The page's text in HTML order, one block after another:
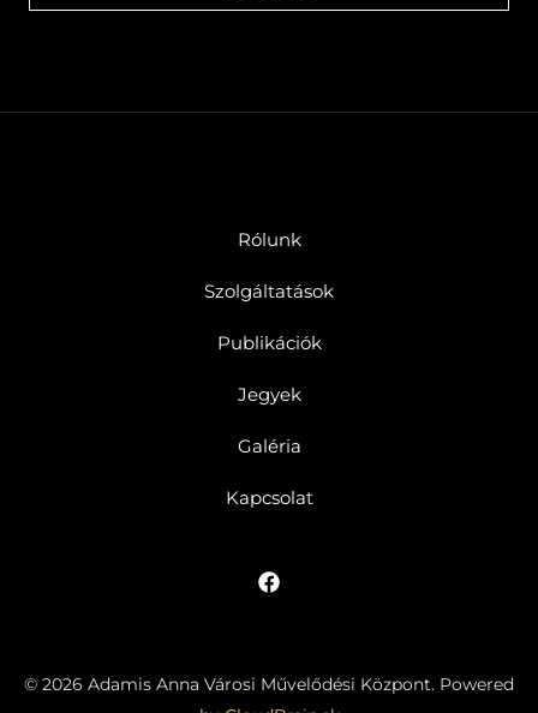
Rólunk
Szolgáltatások
Publikációk
Jegyek
Galéria
Kapcsolat
© 2026 Adamis Anna Városi Művelődési Központ. Powered